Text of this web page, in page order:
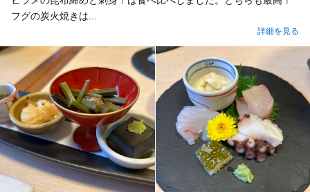
フグの炭火焼きは...
詳細を見る